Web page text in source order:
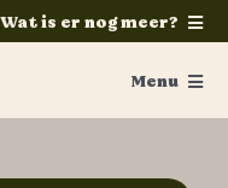
Wat is er nog meer?
Menu